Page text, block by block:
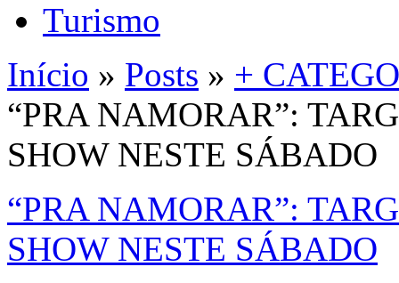
Turismo
Início » Posts » +
“PRA NAMORAR”:
SHOW NESTE SÁBADO
“PRA NAMORAR”:
SHOW NESTE SÁBADO